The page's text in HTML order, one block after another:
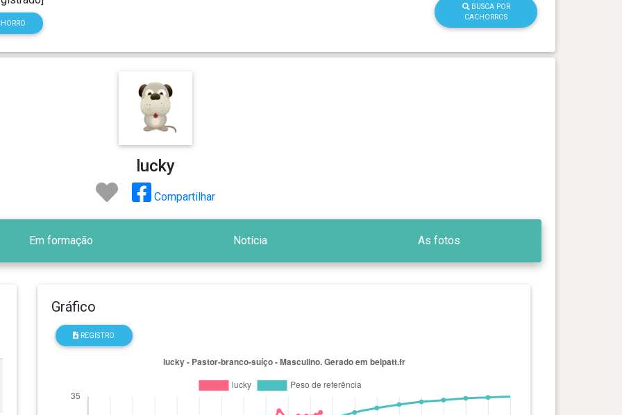
BUSCA POR
CACHORROS
lucky
Compartilhar
Em formação Notícia As fotos
Gráfico
REGISTRO